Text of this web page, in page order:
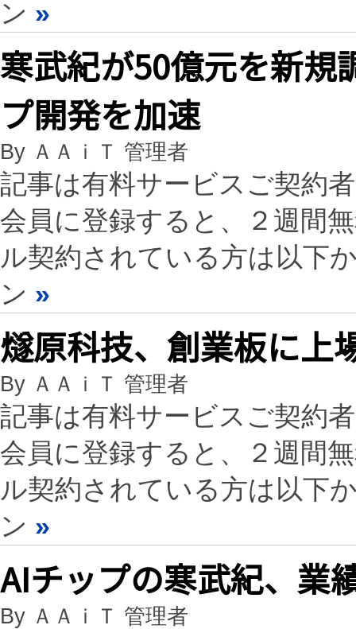
ン »
寒武紀が50億元を新規
プ開発を加速
By ＡＡｉＴ 管理者
記事は有料サービスご契約
会員に登録すると、２週間
ル契約されている方は以下
ン »
燧原科技、創業板に
By ＡＡｉＴ 管理者
記事は有料サービスご契約
会員に登録すると、２週間
ル契約されている方は以下
ン »
AIチップの寒武紀、業
By ＡＡｉＴ 管理者